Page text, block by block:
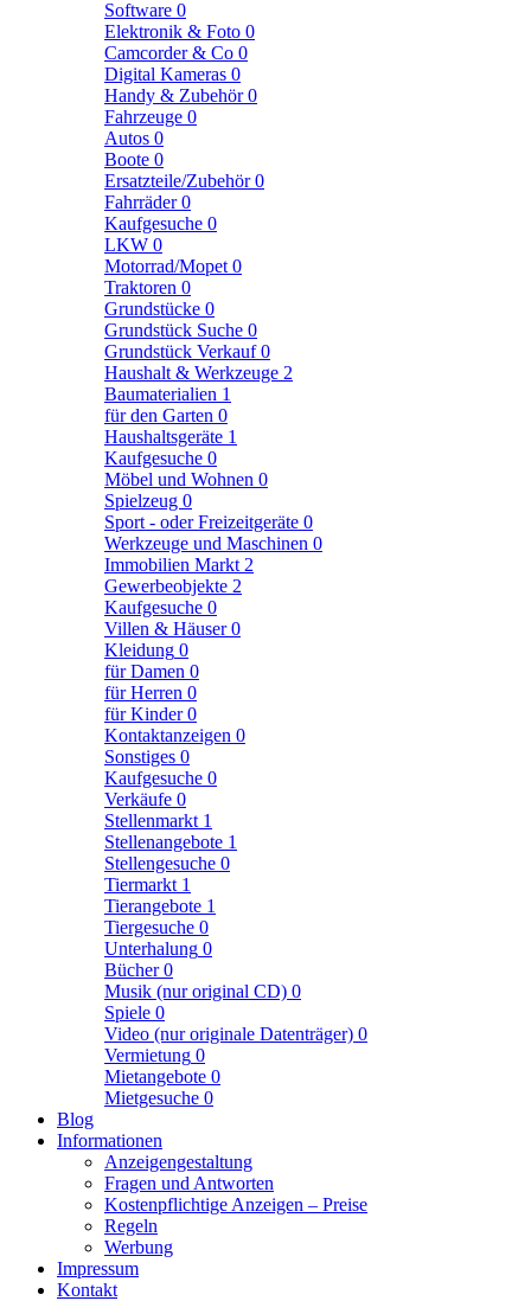
Software 0
Elektronik & Foto 0
Camcorder & Co 0
Digital Kameras 0
Handy & Zubehör0
Fahrzeuge 0
Autos 0
Boote 0
Ersatzteile/Zubehör0
Fahrräder0
Kaufgesuche 0
LKW 0
Motorrad/Mopet 0
Traktoren 0
Grundstücke 0
Grundstück Suche 0
Grundstück Verkauf0
Haushalt & Werkzeuge 2
Baumaterialien 1
für den Garten 0
Haushaltsgeräte 1
Kaufgesuche 0
Möbel und Wohnen 0
Spielzeug 0
Sport - oder Freizeitgeräte 0
Werkzeuge und Maschinen 0
Immobilien Markt 2
Gewerbeobjekte 2
Kaufgesuche 0
Villen & Häuser0
Kleidung 0
für Damen 0
für Herren 0
für Kinder0
Kontaktanzeigen 0
Sonstiges 0
Kaufgesuche 0
Verkäufe 0
Stellenmarkt 1
Stellenangebote 1
Stellengesuche 0
Tiermarkt 1
Tierangebote 1
Tiergesuche 0
Unterhalung 0
Bücher0
Musik (nur original CD) 0
Spiele 0
Video (nur originale Datenträger) 0
Vermietung 0
Mietangebote 0
Mietgesuche 0
Blog
Informationen
Anzeigengestaltung
Fragen und Antworten
Kostenpflichtige Anzeigen – Preise
Regeln
Werbung
Impressum
Kontakt